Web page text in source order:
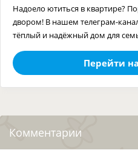
Надоело ютиться в квартире?
двором! В нашем телеграм-
тёплый и надёжный дом для
Перейти
Комментарии